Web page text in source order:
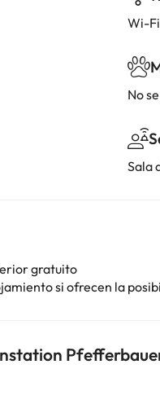
Wi-Fi
No
Sala
gratuito
si ofrecen la